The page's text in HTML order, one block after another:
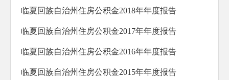
临夏回族自治州住房公积金2018年年度报告
临夏回族自治州住房公积金2017年年度报告
临夏回族自治州住房公积金2016年年度报告
临夏回族自治州住房公积金2015年年度报告